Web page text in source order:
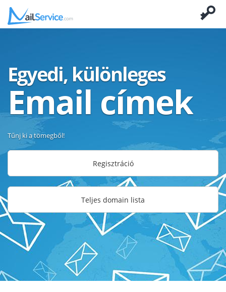
Egyedi, különleges
Email címek
Tűnj ki a tömegből!
Regisztráció
Teljes domain lista